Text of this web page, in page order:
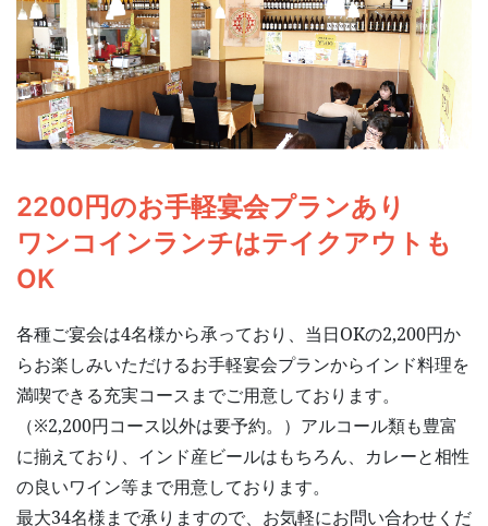
2200円のお手軽宴会プランあり
ワンコインランチはテイクアウトも
OK
各種ご宴会は4名様から承っており、当日OKの2,200円か
らお楽しみいただけるお手軽宴会プランからインド料理を
満喫できる充実コースまでご用意しております。
（※2,200円コース以外は要予約。）アルコール類も豊富
に揃えており、インド産ビールはもちろん、カレーと相性
の良いワイン等まで用意しております。
最大34名様まで承りますので、お気軽にお問い合わせくだ